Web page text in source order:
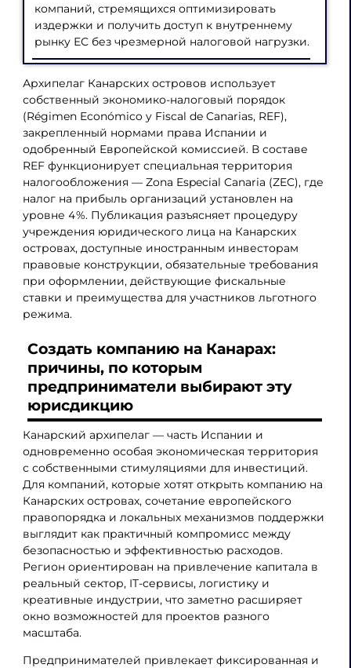
компаний, стремящихся оптимизировать
издержки и получить доступ к внутреннему
рынку ЕС без чрезмерной налоговой нагрузки.
Архипелаг Канарских островов использует
собственный экономико-налоговый порядок
(Régimen Económico y Fiscal de Canarias, REF),
закрепленный нормами права Испании и
одобренный Европейской комиссией. В составе
REF функционирует специальная территория
налогообложения — Zona Especial Canaria (ZEC), где
налог на прибыль организаций установлен на
уровне 4%. Публикация разъясняет процедуру
учреждения юридического лица на Канарских
островах, доступные иностранным инвесторам
правовые конструкции, обязательные требования
при оформлении, действующие фискальные
ставки и преимущества для участников льготного
режима.
Создать компанию на Канарах:
причины, по которым
предприниматели выбирают эту
юрисдикцию
Канарский архипелаг — часть Испании и
одновременно особая экономическая территория
с собственными стимуляциями для инвестиций.
Для компаний, которые хотят открыть компанию на
Канарских островах, сочетание европейского
правопорядка и локальных механизмов поддержки
выглядит как практичный компромисс между
безопасностью и эффективностью расходов.
Регион ориентирован на привлечение капитала в
реальный сектор, IT-сервисы, логистику и
креативные индустрии, что заметно расширяет
окно возможностей для проектов разного
масштаба.
Предпринимателей привлекает фиксированная и